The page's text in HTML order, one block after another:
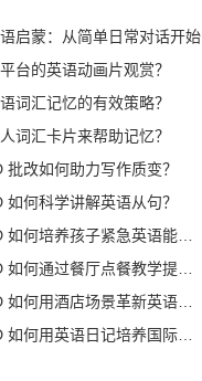
启蒙：从简单日常对话开始
台的英语动画片观赏？
词汇记忆的有效策略？
词汇卡片来帮助记忆？
批改如何助力写作质变？
如何科学讲解英语从句？
VIPKID 如何培养孩子紧急英语能力？
VIPKID 如何通过餐厅点餐教学提升少儿英语应用能力？
VIPKID 如何用酒店场景革新英语教学？
VIPKID 如何用英语日记培养国际化人才？